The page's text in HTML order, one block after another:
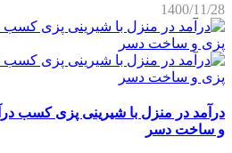
1400/11/28
درآمد در منزل با شیرینی پزی کسب
و ساخت دسر